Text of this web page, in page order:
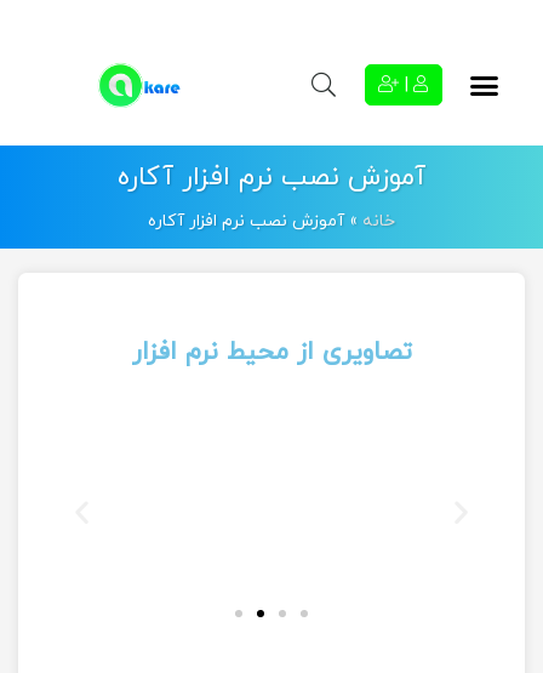
آموزش نصب نرم افزار آکاره
خانه »آموزش نصب نرم افزار آکاره
تصاویری از محیط نرم افزار